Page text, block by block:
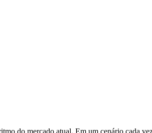
do mercado atual. Em um cenário cada